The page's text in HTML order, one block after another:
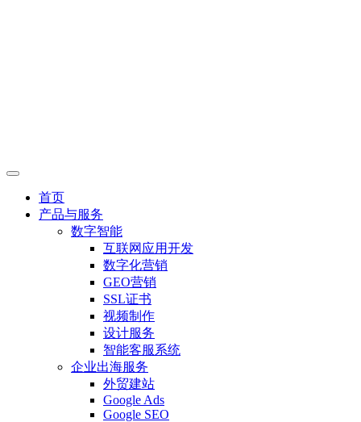
首页
产品与服务
数字智能
互联网应用开发
数字化营销
GEO营销
SSL证书
视频制作
设计服务
智能客服系统
企业出海服务
外贸建站
Google Ads
Google SEO